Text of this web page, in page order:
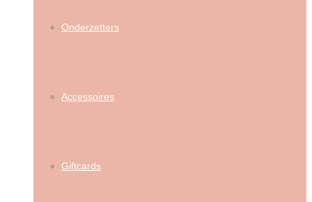
Onderzetters
Accessoires
Giftcards